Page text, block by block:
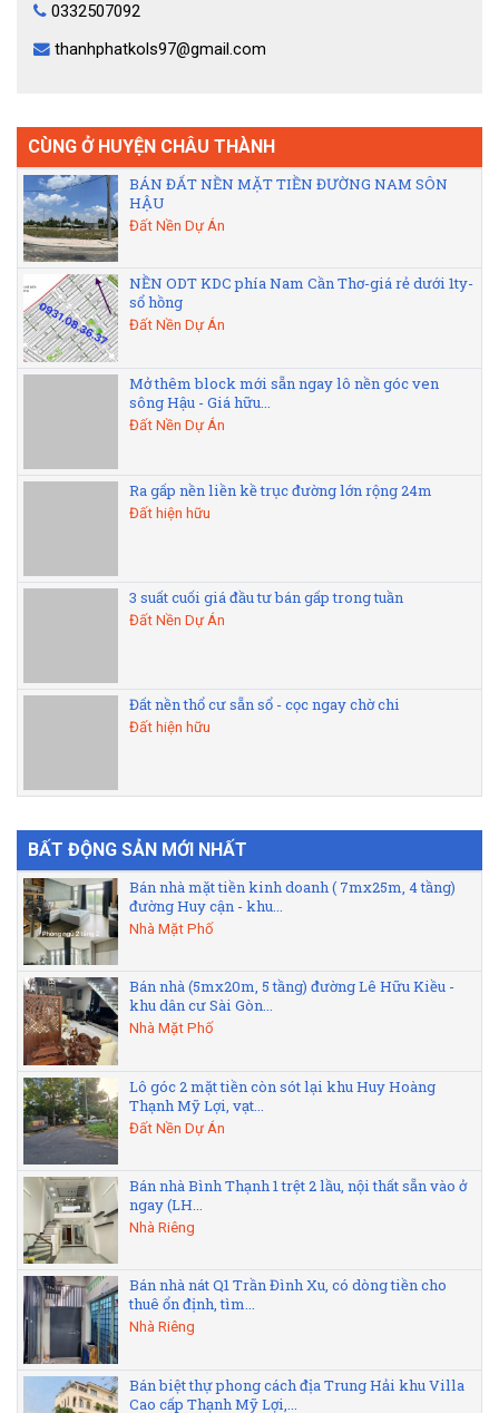
0332507092
thanhphatkols97@gmail.com
CÙNG Ở HUYỆN CHÂU THÀNH
BÁN ĐẤT NỀN MẶT TIỀN ĐƯỜNG NAM SÔN
HẬU
Đất Nền Dự Án
NỀN ODT KDC phía Nam Cần Thơ-giá rẻ dưới 1ty-
sổ hồng
Đất Nền Dự Án
Mở thêm block mới sẵn ngay lô nền góc ven
sông Hậu - Giá hữu...
Đất Nền Dự Án
Ra gấp nền liền kề trục đường lớn rộng 24m
Đất hiện hữu
3 suất cuối giá đầu tư bán gấp trong tuần
Đất Nền Dự Án
Đất nền thổ cư sẵn sổ - cọc ngay chờ chi
Đất hiện hữu
BẤT ĐỘNG SẢN MỚI NHẤT
Bán nhà mặt tiền kinh doanh ( 7mx25m, 4 tầng)
đường Huy cận - khu...
Nhà Mặt Phố
Bán nhà (5mx20m, 5 tầng) đường Lê Hữu Kiều -
khu dân cư Sài Gòn...
Nhà Mặt Phố
Lô góc 2 mặt tiền còn sót lại khu Huy Hoàng
Thạnh Mỹ Lợi, vạt...
Đất Nền Dự Án
Bán nhà Bình Thạnh 1 trệt 2 lầu, nội thất sẵn vào ở
ngay (LH...
Nhà Riêng
Bán nhà nát Q1 Trần Đình Xu, có dòng tiền cho
thuê ổn định, tìm...
Nhà Riêng
Bán biệt thự phong cách địa Trung Hải khu Villa
Cao cấp Thạnh Mỹ Lợi,...